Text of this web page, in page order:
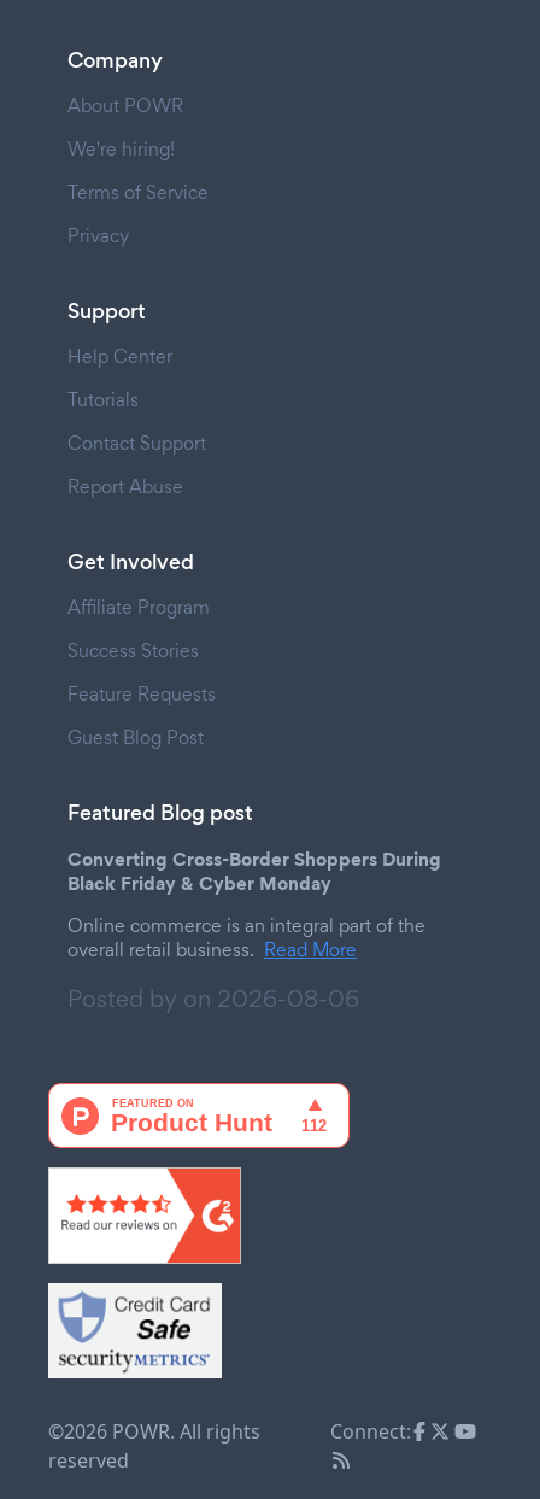
Company
About POWR
We're hiring!
Terms of Service
Privacy
Support
Help Center
Tutorials
Contact Support
Report Abuse
Get Involved
Affiliate Program
Success Stories
Feature Requests
Guest Blog Post
Featured Blog post
Converting Cross-Border Shoppers During
Black Friday & Cyber Monday
Online commerce is an integral part of the
overall retail business. Read More
Posted by on 2026-08-06
©2026 POWR. All rights
reserved
Connect: